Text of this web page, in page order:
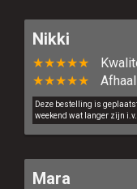
Nikki
★★★★★
★★★★★
Deze bestelling is
weekend wat langer zijn
Mara